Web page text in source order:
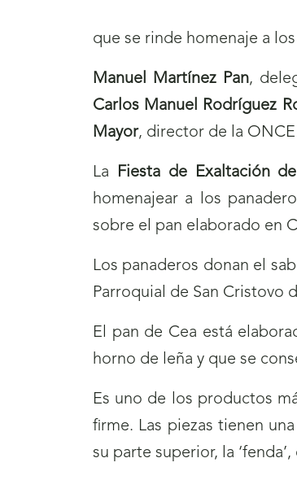
que se rinde homenaje a
Manuel Martínez Pan,
Carlos Manuel Rodríguez
Mayor, director de la
La Fiesta de Exaltación
homenajear a los
sobre el pan elaborado en
Los panaderos donan el
Parroquial de San Cristovo
El pan de Cea está
horno de leña y que se
Es uno de los productos
firme. Las piezas tienen
su parte superior, la